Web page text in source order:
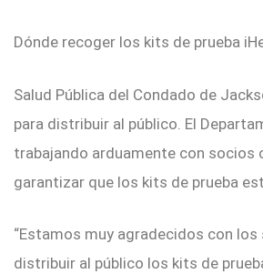
Dónde recoger los kits de prueba
Salud Pública del Condado de
para distribuir al público. El
trabajando arduamente con socios
garantizar que los kits de prueba
“Estamos muy agradecidos con
distribuir al público los kits de